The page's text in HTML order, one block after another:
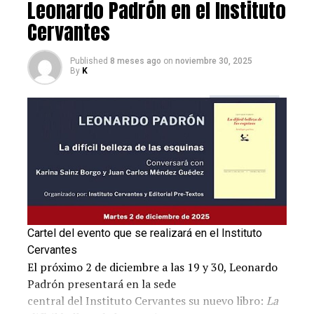
Sabores que reflejaran la diversidad cultural, desde Los
Andes hasta el Amazonas.
Foto: Astrid y Gaston
Contenidos de la entrada
Leonardo Padrón en el Instituto
Cervantes
Published 8 meses ago on noviembre 30, 2025
By K
Cartel del evento que se realizará en el Instituto
Cervantes
El próximo 2 de diciembre a las 19 y 30, Leonardo
Padrón presentará en la sede
central del Instituto Cervantes su nuevo libro: La